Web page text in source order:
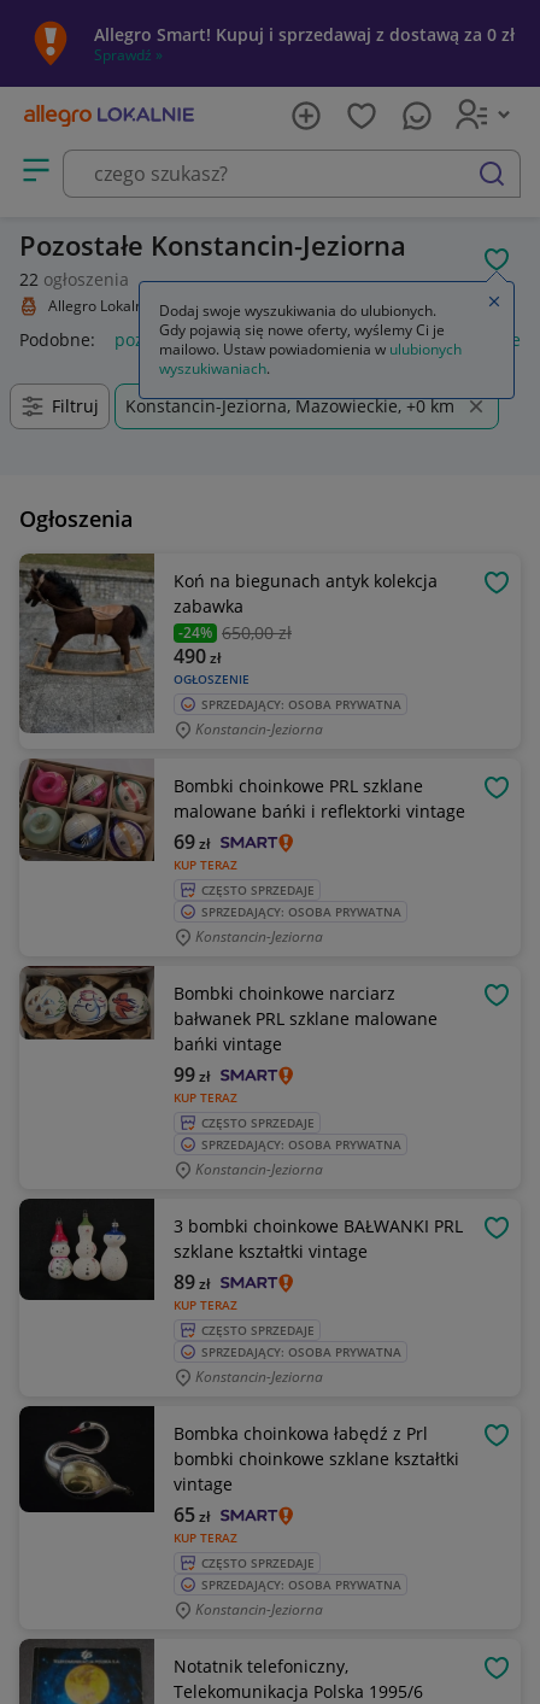
Allegro Smart! Kupuj i sprzedawaj z dostawą za 0 zł
Sprawdź »
Otwórz menu z kategoriami
szukaj
Pozostałe Konstancin-Jeziorna
22 ogłoszenia
Allegro Lokalnie Kolekcje i sztuka Kolekcje Pozostałe
Podobne: pozostałe łóżka pozostałe pozostałe miasta i
Filtruj Konstancin-Jeziorna, Mazowieckie, +0 km
Ogłoszenia
Koń na biegunach antyk kolekcja
zabawka
-24% 650,00 zł
OGŁOSZENIE
490zł
SPRZEDAJĄCY: OSOBA PRYWATNA
Konstancin-Jeziorna
Bombki choinkowe PRL szklane
malowane bańki i reflektorki vintage
KUP TERAZ
69zł
CZĘSTO SPRZEDAJE
SPRZEDAJĄCY: OSOBA PRYWATNA
Konstancin-Jeziorna
Bombki choinkowe narciarz
bałwanek PRL szklane malowane
bańki vintage
KUP TERAZ
99zł
CZĘSTO SPRZEDAJE
SPRZEDAJĄCY: OSOBA PRYWATNA
Konstancin-Jeziorna
3 bombki choinkowe BAŁWANKI PRL
szklane kształtki vintage
KUP TERAZ
89zł
CZĘSTO SPRZEDAJE
SPRZEDAJĄCY: OSOBA PRYWATNA
Konstancin-Jeziorna
Bombka choinkowa łabędź z Prl
bombki choinkowe szklane kształtki
vintage
KUP TERAZ
65zł
CZĘSTO SPRZEDAJE
SPRZEDAJĄCY: OSOBA PRYWATNA
Konstancin-Jeziorna
Notatnik telefoniczny,
Telekomunikacja Polska 1995/6
Dodaj swoje wyszukiwania do ulubionych.
Gdy pojawią się nowe oferty, wyślemy Ci je
mailowo. Ustaw powiadomienia w ulubionych
wyszukiwaniach.